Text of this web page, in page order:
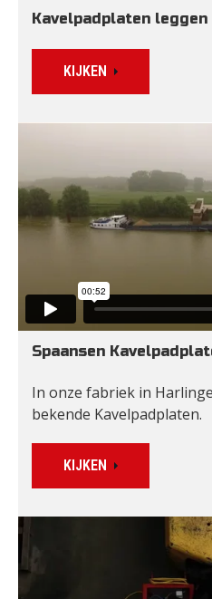
Kavelpadplaten leggen
KIJKEN
Spaansen
In onze fabriek in
bekende Kavelpadplaten.
KIJKEN